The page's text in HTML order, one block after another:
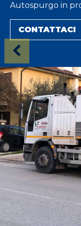
Autospurgo in
CONTATTACI
Previous